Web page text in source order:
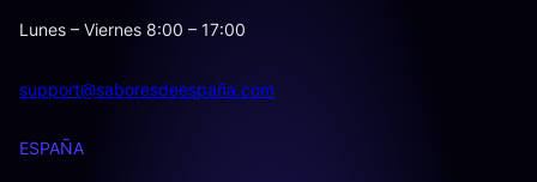
Lunes – Viernes 8:00 – 17:00
support@saboresdeespaña.com
ESPAÑA